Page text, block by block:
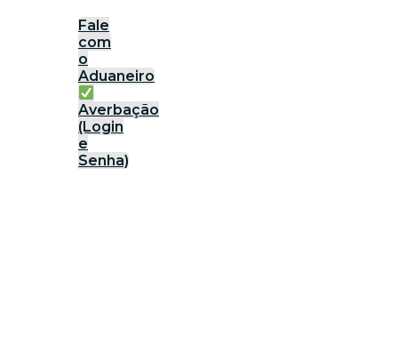
Fale
com
o
Aduaneiro
Averbação
(Login
e
Senha)